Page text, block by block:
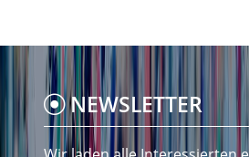
NEWSLETTER